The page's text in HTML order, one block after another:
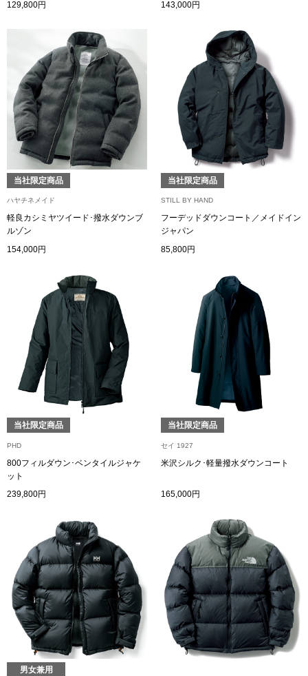
ランド
すべて見る
ク
ーブルウェア
ズ
ブーツ
サンダル
その他
財布／小物
ポーチ
その他
ウオッチ／ア
ウオッチ
その他
ファッション
帽子
ネクタイ
129,800円 143,000円
当社限定商品
ハヤチネメイド
軽良カシミヤツイード･撥水ダウンブ
ルゾン
154,000円
当社限定商品
STILL BY HAND
フーデッドダウンコート／メイドイン
ジャパン
85,800円
当社限定商品
PHD
800フィルダウン･ベンタイルジャケ
ット
239,800円
当社限定商品
セイ 1927
米沢シルク･軽量撥水ダウンコート
165,000円
男女兼用